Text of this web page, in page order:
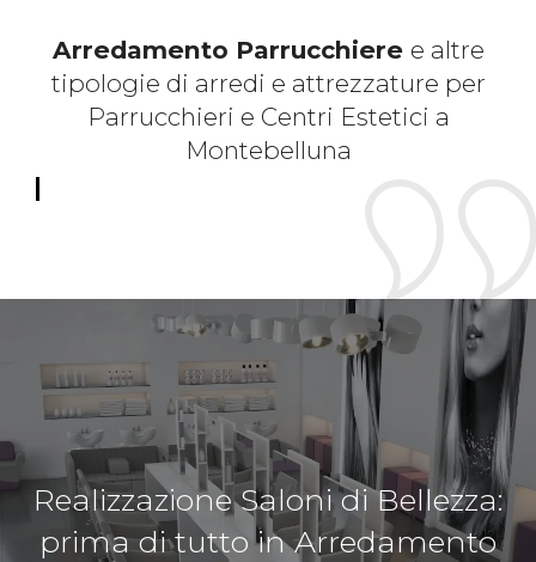
Arredamento Parrucchiere e altre
tipologie di arredi e attrezzature per
Parrucchieri e Centri Estetici a
Montebelluna
Realizzazione Saloni di Bellezza:
prima di tutto in Arredamento